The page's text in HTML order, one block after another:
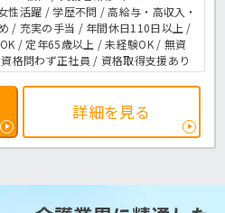
性活躍 / 学歴不問 / 高給与・高収入・
/ 充実の手当 / 年間休日110日以上 /
/ 定年65歳以上 / 未経験OK / 無資
格問わず正社員 / 資格取得支援あり
詳細を見る